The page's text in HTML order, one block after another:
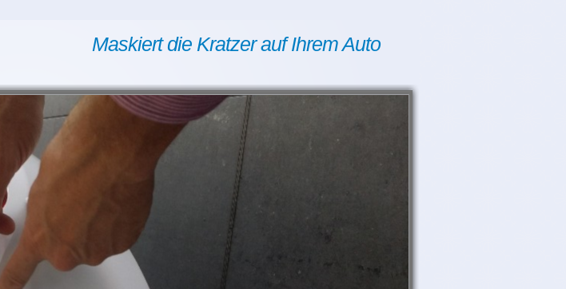
Maskiert die Kratzer auf Ihrem Auto